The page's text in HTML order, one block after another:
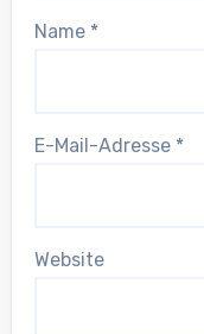
Name *
E-Mail-Adresse *
Website